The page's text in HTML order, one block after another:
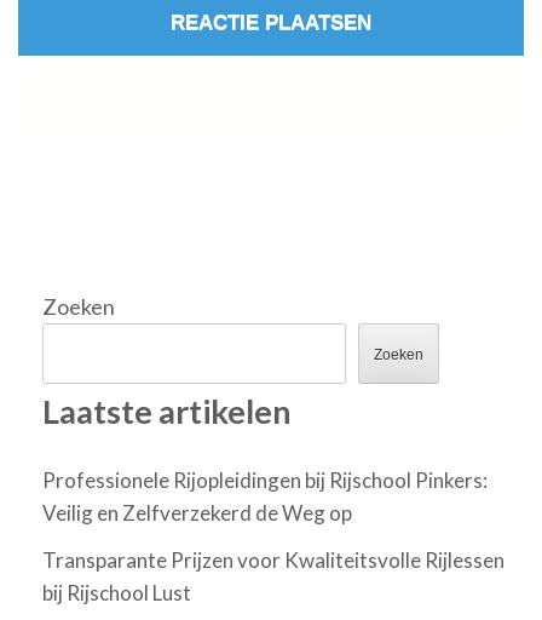
Zoeken
Zoeken
Laatste artikelen
Professionele Rijopleidingen bij Rijschool Pinkers:
Veilig en Zelfverzekerd de Weg op
Transparante Prijzen voor Kwaliteitsvolle Rijlessen
bij Rijschool Lust